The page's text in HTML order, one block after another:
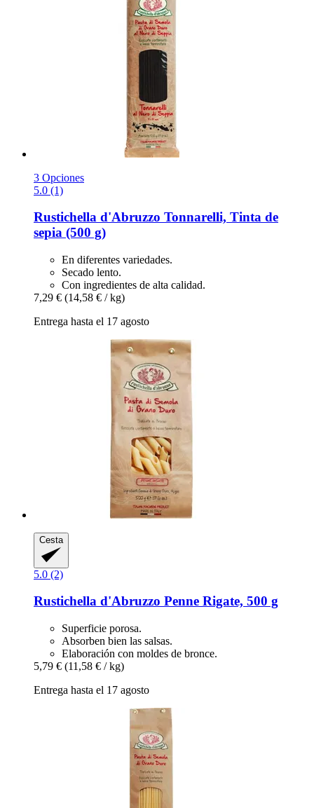
3 Opciones
5.0 (1)
Rustichella d'Abruzzo Tonnarelli, Tinta de
sepia (500 g)
En diferentes variedades.
Secado lento.
Con ingredientes de alta calidad.
7,29 € (14,58 € / kg)
Entrega hasta el 17 agosto
Cesta
5.0 (2)
Rustichella d'Abruzzo Penne Rigate, 500 g
Superficie porosa.
Absorben bien las salsas.
Elaboración con moldes de bronce.
5,79 € (11,58 € / kg)
Entrega hasta el 17 agosto